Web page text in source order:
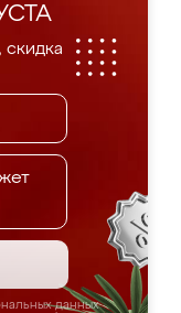
скидка
данных